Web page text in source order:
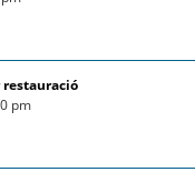
restauració
pm